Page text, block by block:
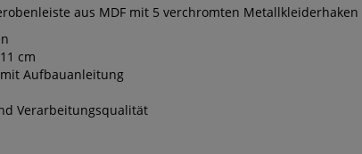
aus MDF mit 5 verchromten
cm
Aufbauanleitung
Verarbeitungsqualität